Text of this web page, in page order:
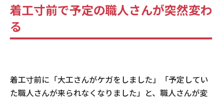
着工寸前で予定の職人さんが突然変わ
る
着工寸前に「大工さんがケガをしました」「予定してい
た職人さんが来られなくなりました」と、職人さんが変